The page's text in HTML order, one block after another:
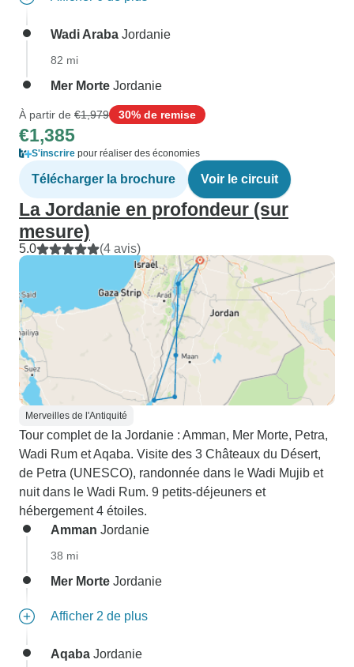
Wadi Araba Jordanie
82 mi
Mer Morte Jordanie
À partir de €1,979 30% de remise
€1,385
S'inscrire pour réaliser des économies
Télécharger la brochure Voir le circuit
La Jordanie en profondeur (sur
mesure)
5.0 (4 avis)
Merveilles de l'Antiquité
Tour complet de la Jordanie : Amman, Mer Morte, Petra,
Wadi Rum et Aqaba. Visite des 3 Châteaux du Désert,
de Petra (UNESCO), randonnée dans le Wadi Mujib et
nuit dans le Wadi Rum. 9 petits-déjeuners et
hébergement 4 étoiles.
Amman Jordanie
38 mi
Mer Morte Jordanie
Afficher 2 de plus
Aqaba Jordanie